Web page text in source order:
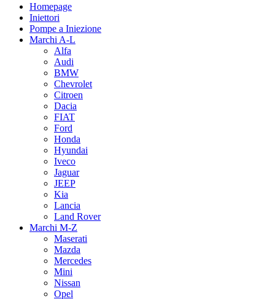
Homepage
Iniettori
Pompe a Iniezione
Marchi A-L
Alfa
Audi
BMW
Chevrolet
Citroen
Dacia
FIAT
Ford
Honda
Hyundai
Iveco
Jaguar
JEEP
Kia
Lancia
Land Rover
Marchi M-Z
Maserati
Mazda
Mercedes
Mini
Nissan
Opel